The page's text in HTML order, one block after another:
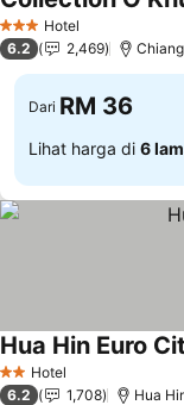
3 BintangHotel
Lihat harga
6.2 2,469
Dari RM 36
Lihat harga di 6
2 Bintang
Hotel
Hua Hin Euro
6.2 1,708 Hua